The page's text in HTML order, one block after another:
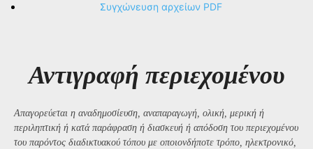
Συγχώνευση αρχείων PDF
Αντιγραφή περιεχομένου
Απαγορεύεται η αναδημοσίευση, αναπαραγωγή, ολική, μερική ή
περιληπτική ή κατά παράφραση ή διασκευή ή απόδοση του περιεχομένου
του παρόντος διαδικτυακού τόπου με οποιονδήποτε τρόπο, ηλεκτρονικό,